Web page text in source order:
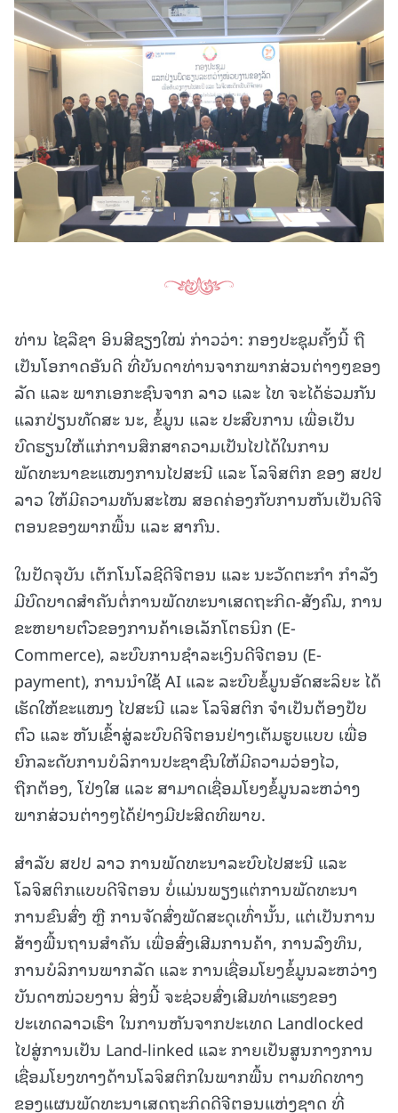
ທ່ານ ໄຊລືຊາ ອິນສີຊຽງໃໝ່ ກ່າວວ່າ: ກອງປະຊຸມຄັ້ງນີ້ ຖື
ເປັນໂອກາດອັນດີ ທີ່ບັນດາທ່ານຈາກພາກສ່ວນຕ່າງໆຂອງ
ລັດ ແລະ ພາກເອກະຊົນຈາກ ລາວ ແລະ ໄທ ຈະໄດ້ຮ່ວມກັນ
ແລກປ່ຽນທັດສະ ນະ, ຂໍ້ມູນ ແລະ ປະສົບການ ເພື່ອເປັນ
ບົດຮຽນໃຫ້ແກ່ການສຶກສາຄວາມເປັນໄປໄດ້ໃນການ
ພັດທະນາຂະແໜງການໄປສະນີ ແລະ ໂລຈິສຕິກ ຂອງ ສປປ
ລາວ ໃຫ້ມີຄວາມທັນສະໄໝ ສອດຄ່ອງກັບການຫັນເປັນດີຈີ
ຕອນຂອງພາກພື້ນ ແລະ ສາກົນ.
ໃນປັດຈຸບັນ ເຕັກໂນໂລຊີດີຈີຕອນ ແລະ ນະວັດຕະກຳ ກຳລັງ
ມີບົດບາດສຳຄັນຕໍ່ການພັດທະນາເສດຖະກິດ-ສັງຄົມ, ການ
ຂະຫຍາຍຕົວຂອງການຄ້າເອເລັກໂຕຣນິກ (E-
Commerce), ລະບົບການຊຳລະເງິນດີຈີຕອນ (E-
payment), ການນຳໃຊ້ AI ແລະ ລະບົບຂໍ້ມູນອັດສະລິຍະ ໄດ້
ເຮັດໃຫ້ຂະແໜງ ໄປສະນີ ແລະ ໂລຈິສຕິກ ຈຳເປັນຕ້ອງປັບ
ຕົວ ແລະ ຫັນເຂົ້າສູ່ລະບົບດີຈີຕອນຢ່າງເຕັມຮູບແບບ ເພື່ອ
ຍົກລະດັບການບໍລິການປະຊາຊົນໃຫ້ມີຄວາມວ່ອງໄວ,
ຖືກຕ້ອງ, ໂປ່ງໃສ ແລະ ສາມາດເຊື່ອມໂຍງຂໍ້ມູນລະຫວ່າງ
ພາກສ່ວນຕ່າງໆໄດ້ຢ່າງມີປະສິດທິພາບ.
ສຳລັບ ສປປ ລາວ ການພັດທະນາລະບົບໄປສະນີ ແລະ
ໂລຈິສຕິກແບບດີຈີຕອນ ບໍ່ແມ່ນພຽງແຕ່ການພັດທະນາ
ການຂົນສົ່ງ ຫຼື ການຈັດສົ່ງພັດສະດຸເທົ່ານັ້ນ, ແຕ່ເປັນການ
ສ້າງພື້ນຖານສຳຄັນ ເພື່ອສົ່ງເສີມການຄ້າ, ການລົງທຶນ,
ການບໍລິການພາກລັດ ແລະ ການເຊື່ອມໂຍງຂໍ້ມູນລະຫວ່າງ
ບັນດາໜ່ວຍງານ ສິ່ງນີ້ ຈະຊ່ວຍສົ່ງເສີມທ່າແຮງຂອງ
ປະເທດລາວເຮົາ ໃນການຫັນຈາກປະເທດ Landlocked
ໄປສູ່ການເປັນ Land-linked ແລະ ກາຍເປັນສູນກາງການ
ເຊື່ອມໂຍງທາງດ້ານໂລຈິສຕິກໃນພາກພື້ນ ຕາມທິດທາງ
ຂອງແຜນພັດທະນາເສດຖະກິດດີຈີຕອນແຫ່ງຊາດ ທີ່